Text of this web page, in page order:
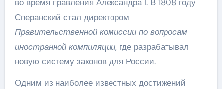
во время правления Александра I. В 1808 году
Сперанский стал директором
Правительственной комиссии по вопросам
иностранной компиляции, где разрабатывал
новую систему законов для России.
Одним из наиболее известных достижений